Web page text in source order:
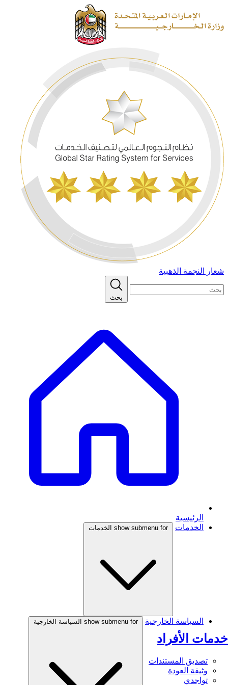
شعار النجمة الذهبية
بحث
الرئيسية
الخدمات
show submenu for الخدمات
خدمات الأفراد
تصديق المستندات
وثيقة العودة
تواجدي
السياسة الخارجية show submenu for السياسة الخارجية